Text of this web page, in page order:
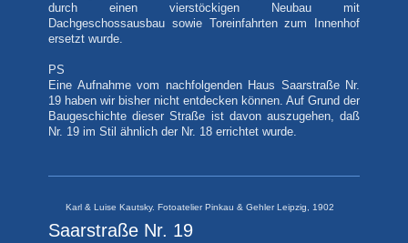
durch einen vierstöckigen Neubau mit
Dachgeschossausbau sowie Toreinfahrten zum Innenhof
ersetzt wurde.
PS
Eine Aufnahme vom nachfolgenden Haus Saarstraße Nr.
19 haben wir bisher nicht entdecken können. Auf Grund der
Baugeschichte dieser Straße ist davon auszugehen, daß
Nr. 19 im Stil ähnlich der Nr. 18 errichtet wurde.
Karl & Luise Kautsky. Fotoatelier Pinkau & Gehler Leipzig, 1902
Saarstraße Nr. 19